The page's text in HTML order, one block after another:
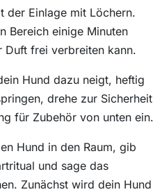
der Einlage mit Löchern.
Bereich einige Minuten
Duft frei verbreiten kann.
Hund dazu neigt, heftig
drehe zur Sicherheit
für Zubehör von unten ein.
Hund in den Raum, gib
und sage das
Zunächst wird dein Hund